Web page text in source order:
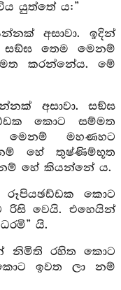
යුත්තේ ය:”
අසාවා. ඉදින්
තෙම මෙනම්
කරන්නේය. මේ
අසාවා. සඞ්‍ඝ
කොට සම්මත
මෙනම් මහණහට
හේ තුෂ්ණිම්භූත
හේ කියන්නේ ය.
රූපියඡඩ්ඩක කොට
රිසි වෙයි. එහෙයින්
යි.
නිමිති රහිත කොට
ඉවත ලා නම්